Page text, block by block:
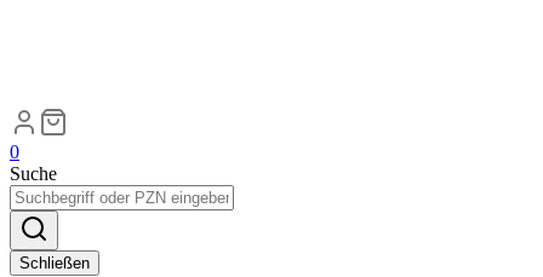
0
Suche
Schließen